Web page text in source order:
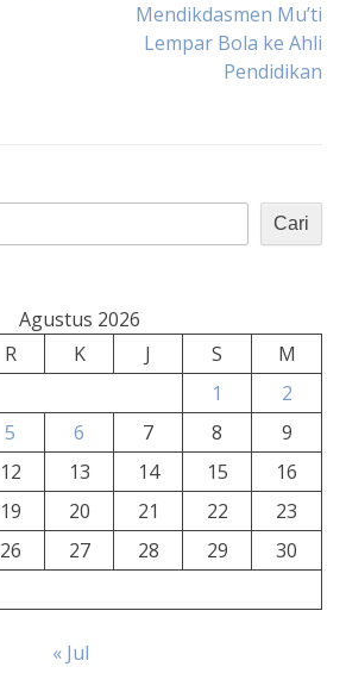
Mendikdasmen Mu’ti
Lempar Bola ke Ahli
Pendidikan
Cari
Agustus 2026
R K J S
M
1
2
5 6 7 8
9
12 13 14 15
16
19 20 21 22
23
26 27 28 29
30
« Jul